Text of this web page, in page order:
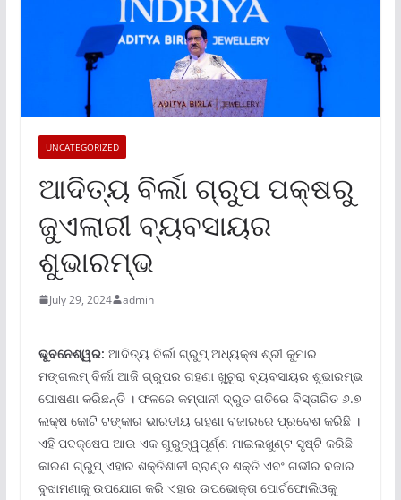
UNCATEGORIZED
ଆଦିତ୍ୟ ବିର୍ଲା ଗ୍ରୁପ ପକ୍ଷରୁ
ଜୁଏଲାରୀ ବ୍ୟବସାୟର
ଶୁଭାରମ୍ଭ
July 29, 2024 admin
ଭୁବନେଶ୍ୱର: ଆଦିତ୍ୟ ବିର୍ଲା ଗ୍ରୁପ୍ ଅଧ୍ୟକ୍ଷ ଶ୍ରୀ କୁମାର
ମଙ୍ଗଲମ୍ ବିର୍ଲା ଆଜି ଗ୍ରୁପର ଗହଣା ଖୁଚୁରା ବ୍ୟବସାୟର ଶୁଭାରମ୍ଭ
ଘୋଷଣା କରିଛନ୍ତି । ଫଳରେ କମ୍ପାନୀ ଦ୍ରୁତ ଗତିରେ ବିସ୍ତାରିତ ୬.୭
ଲକ୍ଷ କୋଟି ଟଙ୍କାର ଭାରତୀୟ ଗହଣା ବଜାରରେ ପ୍ରବେଶ କରିଛି ।
ଏହି ପଦକ୍ଷେପ ଆଉ ଏକ ଗୁରୁତ୍ୱପୂର୍ଣ୍ଣ ମାଇଲଖୁଣ୍ଟ ସୃଷ୍ଟି କରିଛି
କାରଣ ଗ୍ରୁପ୍ ଏହାର ଶକ୍ତିଶାଳୀ ବ୍ରାଣ୍ଡ ଶକ୍ତି ଏବଂ ଗଭୀର ବଜାର
ବୁଝାମଣାକୁ ଉପଯୋଗ କରି ଏହାର ଉପଭୋକ୍ତା ପୋର୍ଟଫୋଲିଓକୁ